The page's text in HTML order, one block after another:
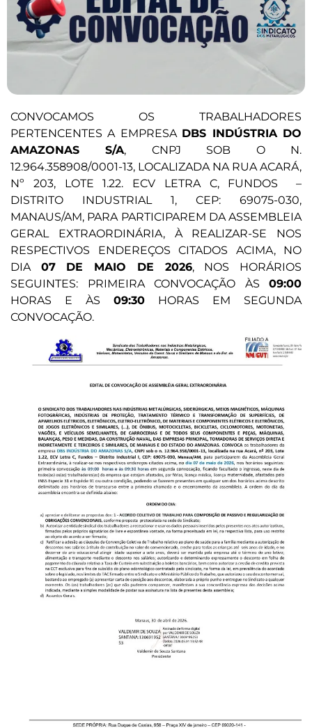
CONVOCAMOS OS TRABALHADORES
PERTENCENTES A EMPRESA DBS INDÚSTRIA DO
AMAZONAS S/A, CNPJ SOB O N.
12.964.358908/0001-13, LOCALIZADA NA RUA ACARÁ,
Nº 203, LOTE 1.22. ECV LETRA C, FUNDOS –
DISTRITO INDUSTRIAL 1, CEP: 69075-030,
MANAUS/AM, PARA PARTICIPAREM DA ASSEMBLEIA
GERAL EXTRAORDINÁRIA, À REALIZAR-SE NOS
RESPECTIVOS ENDEREÇOS CITADOS ACIMA, NO
DIA 07 DE MAIO DE 2026, NOS HORÁRIOS
SEGUINTES: PRIMEIRA CONVOCAÇÃO ÀS 09:00
HORAS E ÀS 09:30 HORAS EM SEGUNDA
CONVOCAÇÃO.